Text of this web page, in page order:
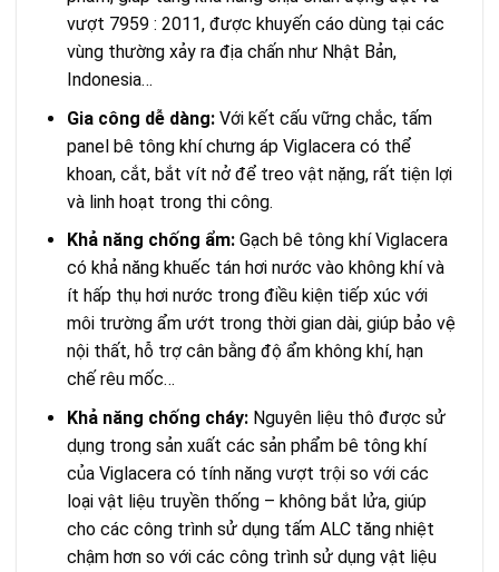
vượt 7959 : 2011, được khuyến cáo dùng tại các
vùng thường xảy ra địa chấn như Nhật Bản,
Indonesia…
Gia công dễ dàng: Với kết cấu vững chắc, tấm
panel bê tông khí chưng áp Viglacera có thể
khoan, cắt, bắt vít nở để treo vật nặng, rất tiện lợi
và linh hoạt trong thi công.
Khả năng chống ẩm: Gạch bê tông khí Viglacera
có khả năng khuếc tán hơi nước vào không khí và
ít hấp thụ hơi nước trong điều kiện tiếp xúc với
môi trường ẩm ướt trong thời gian dài, giúp bảo vệ
nội thất, hỗ trợ cân bằng độ ẩm không khí, hạn
chế rêu mốc…
Khả năng chống cháy:Nguyên liệu thô được sử
dụng trong sản xuất các sản phẩm bê tông khí
của Viglacera có tính năng vượt trội so với các
loại vật liệu truyền thống – không bắt lửa, giúp
cho các công trình sử dụng tấm ALC tăng nhiệt
chậm hơn so với các công trình sử dụng vật liệu